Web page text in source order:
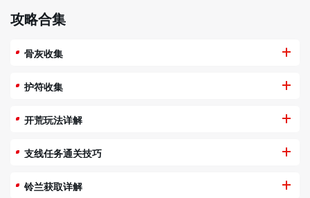
攻略合集
骨灰收集
护符收集
开荒玩法详解
支线任务通关技巧
铃兰获取详解